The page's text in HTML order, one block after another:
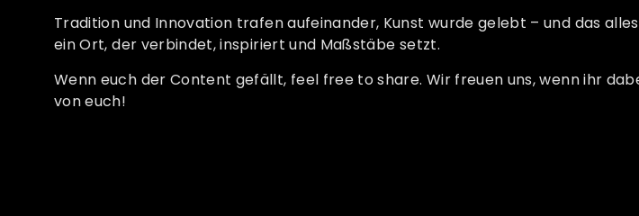
Tradition und Innovation trafen aufeinander, Kunst wurde gelebt – und das
ein Ort, der verbindet, inspiriert und Maßstäbe setzt.
Wenn euch der Content gefällt, feel free to share. Wir freuen uns, wenn ihr
von euch!